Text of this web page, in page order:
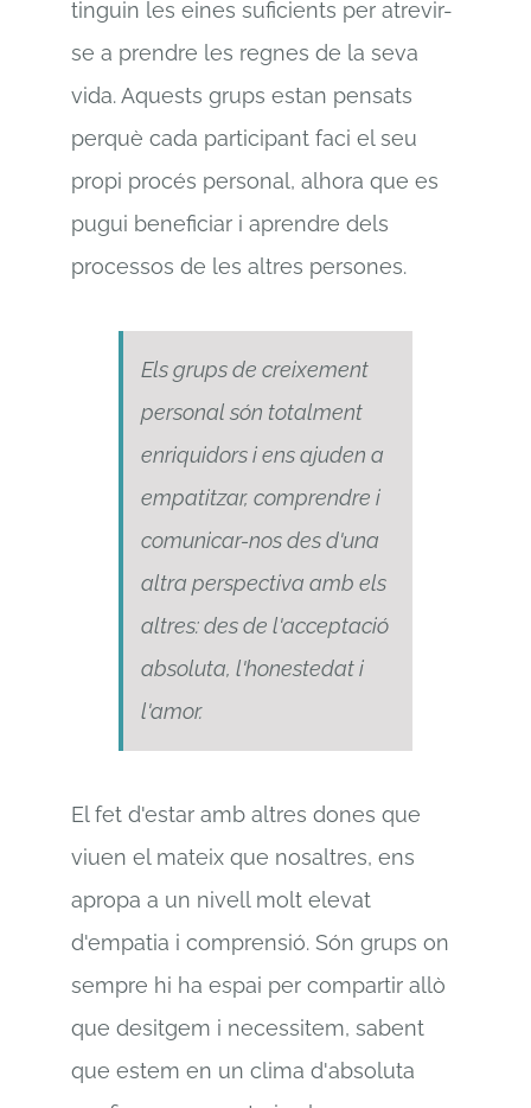
tinguin les eines suficients per atrevir-
se a prendre les regnes de la seva
vida. Aquests grups estan pensats
perquè cada participant faci el seu
propi procés personal, alhora que es
pugui beneficiar i aprendre dels
processos de les altres persones.
Els grups de creixement
personal són totalment
enriquidors i ens ajuden a
empatitzar, comprendre i
comunicar-nos des d'una
altra perspectiva amb els
altres: des de l'acceptació
absoluta, l'honestedat i
l'amor.
El fet d'estar amb altres dones que
viuen el mateix que nosaltres, ens
apropa a un nivell molt elevat
d'empatia i comprensió. Són grups on
sempre hi ha espai per compartir allò
que desitgem i necessitem, sabent
que estem en un clima d'absoluta